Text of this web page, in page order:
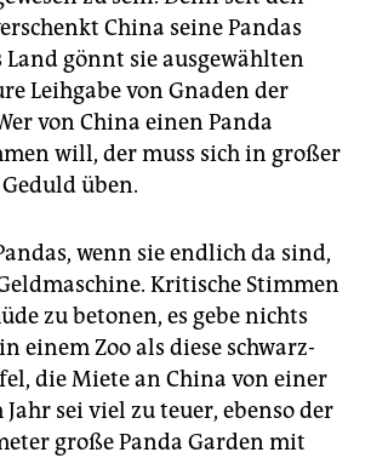
China seine Pandas
gönnt sie ausgewählten
Leihgabe von Gnaden der
von China einen Panda
will, der muss sich in großer
üben.
wenn sie endlich da sind,
Kritische Stimmen
zu betonen, es gebe nichts
einem Zoo als diese schwarz-
die Miete an China von einer
sei viel zu teuer, ebenso der
große Panda Garden mit